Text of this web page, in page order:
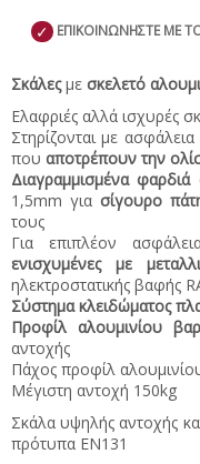
✓ ΕΠΙΚΟΙΝΩΝΗΣΤΕ ΜΕ
Σκάλεςμε σκελετό
Ελαφριές αλλά ισχυρές
Στηρίζονται με
που αποτρέπουν την
Διαγραμμισμένα
1,5mm γιασίγουρο
τους
Για επιπλέον
ενισχυμένες με
ηλεκτροστατικής βαφής
Σύστημα κλειδώματος
Προφίλ αλουμινίου
αντοχής
Πάχος προφίλ
Μέγιστη αντοχή 150kg
Σκάλα υψηλής αντοχής
πρότυπα EN131